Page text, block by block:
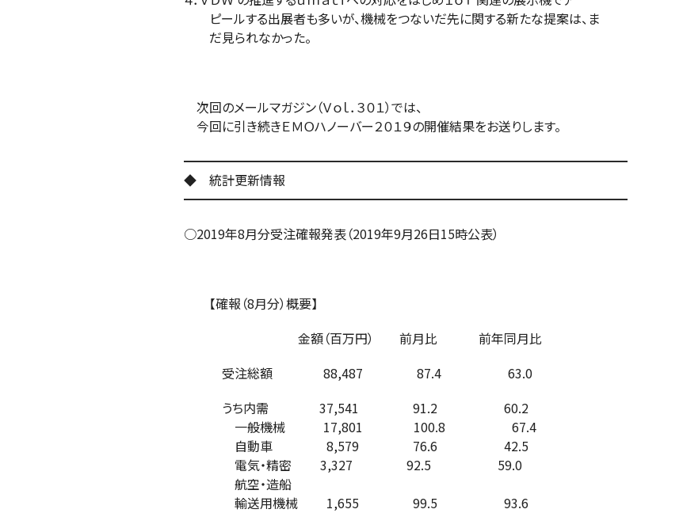
ピールする出展者も多いが、機械をつないだ先に関する新たな提案は、ま
だ見られなかった。
次回のメールマガジン（Ｖｏｌ．３０１）では、
今回に引き続きＥＭＯハノーバー２０１９の開催結果をお送りします。
━━━━━━━━━━━━━━━━━━━━━━━━━━━━━━━━━━━
◆ 統計更新情報
━━━━━━━━━━━━━━━━━━━━━━━━━━━━━━━━━━━
○2019年8月分受注確報発表（2019年9月26日15時公表）
【確報（8月分）概要】
金額（百万円） 前月比 前年同月比
受注総額 88,487 87.4 63.0
うち内需 37,541 91.2 60.2
一般機械 17,801 100.8 67.4
自動車 8,579 76.6 42.5
電気・精密 3,327 92.5 59.0
航空・造船
輸送用機械 1,655 99.5 93.6